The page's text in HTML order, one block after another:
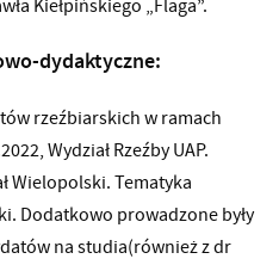
Kiełpińskiego „Flaga”.
dydaktyczne:
rzeźbiarskich w ramach
Wydział Rzeźby UAP.
Wielopolski. Tematyka
Dodatkowo prowadzone były
na studia(również z dr